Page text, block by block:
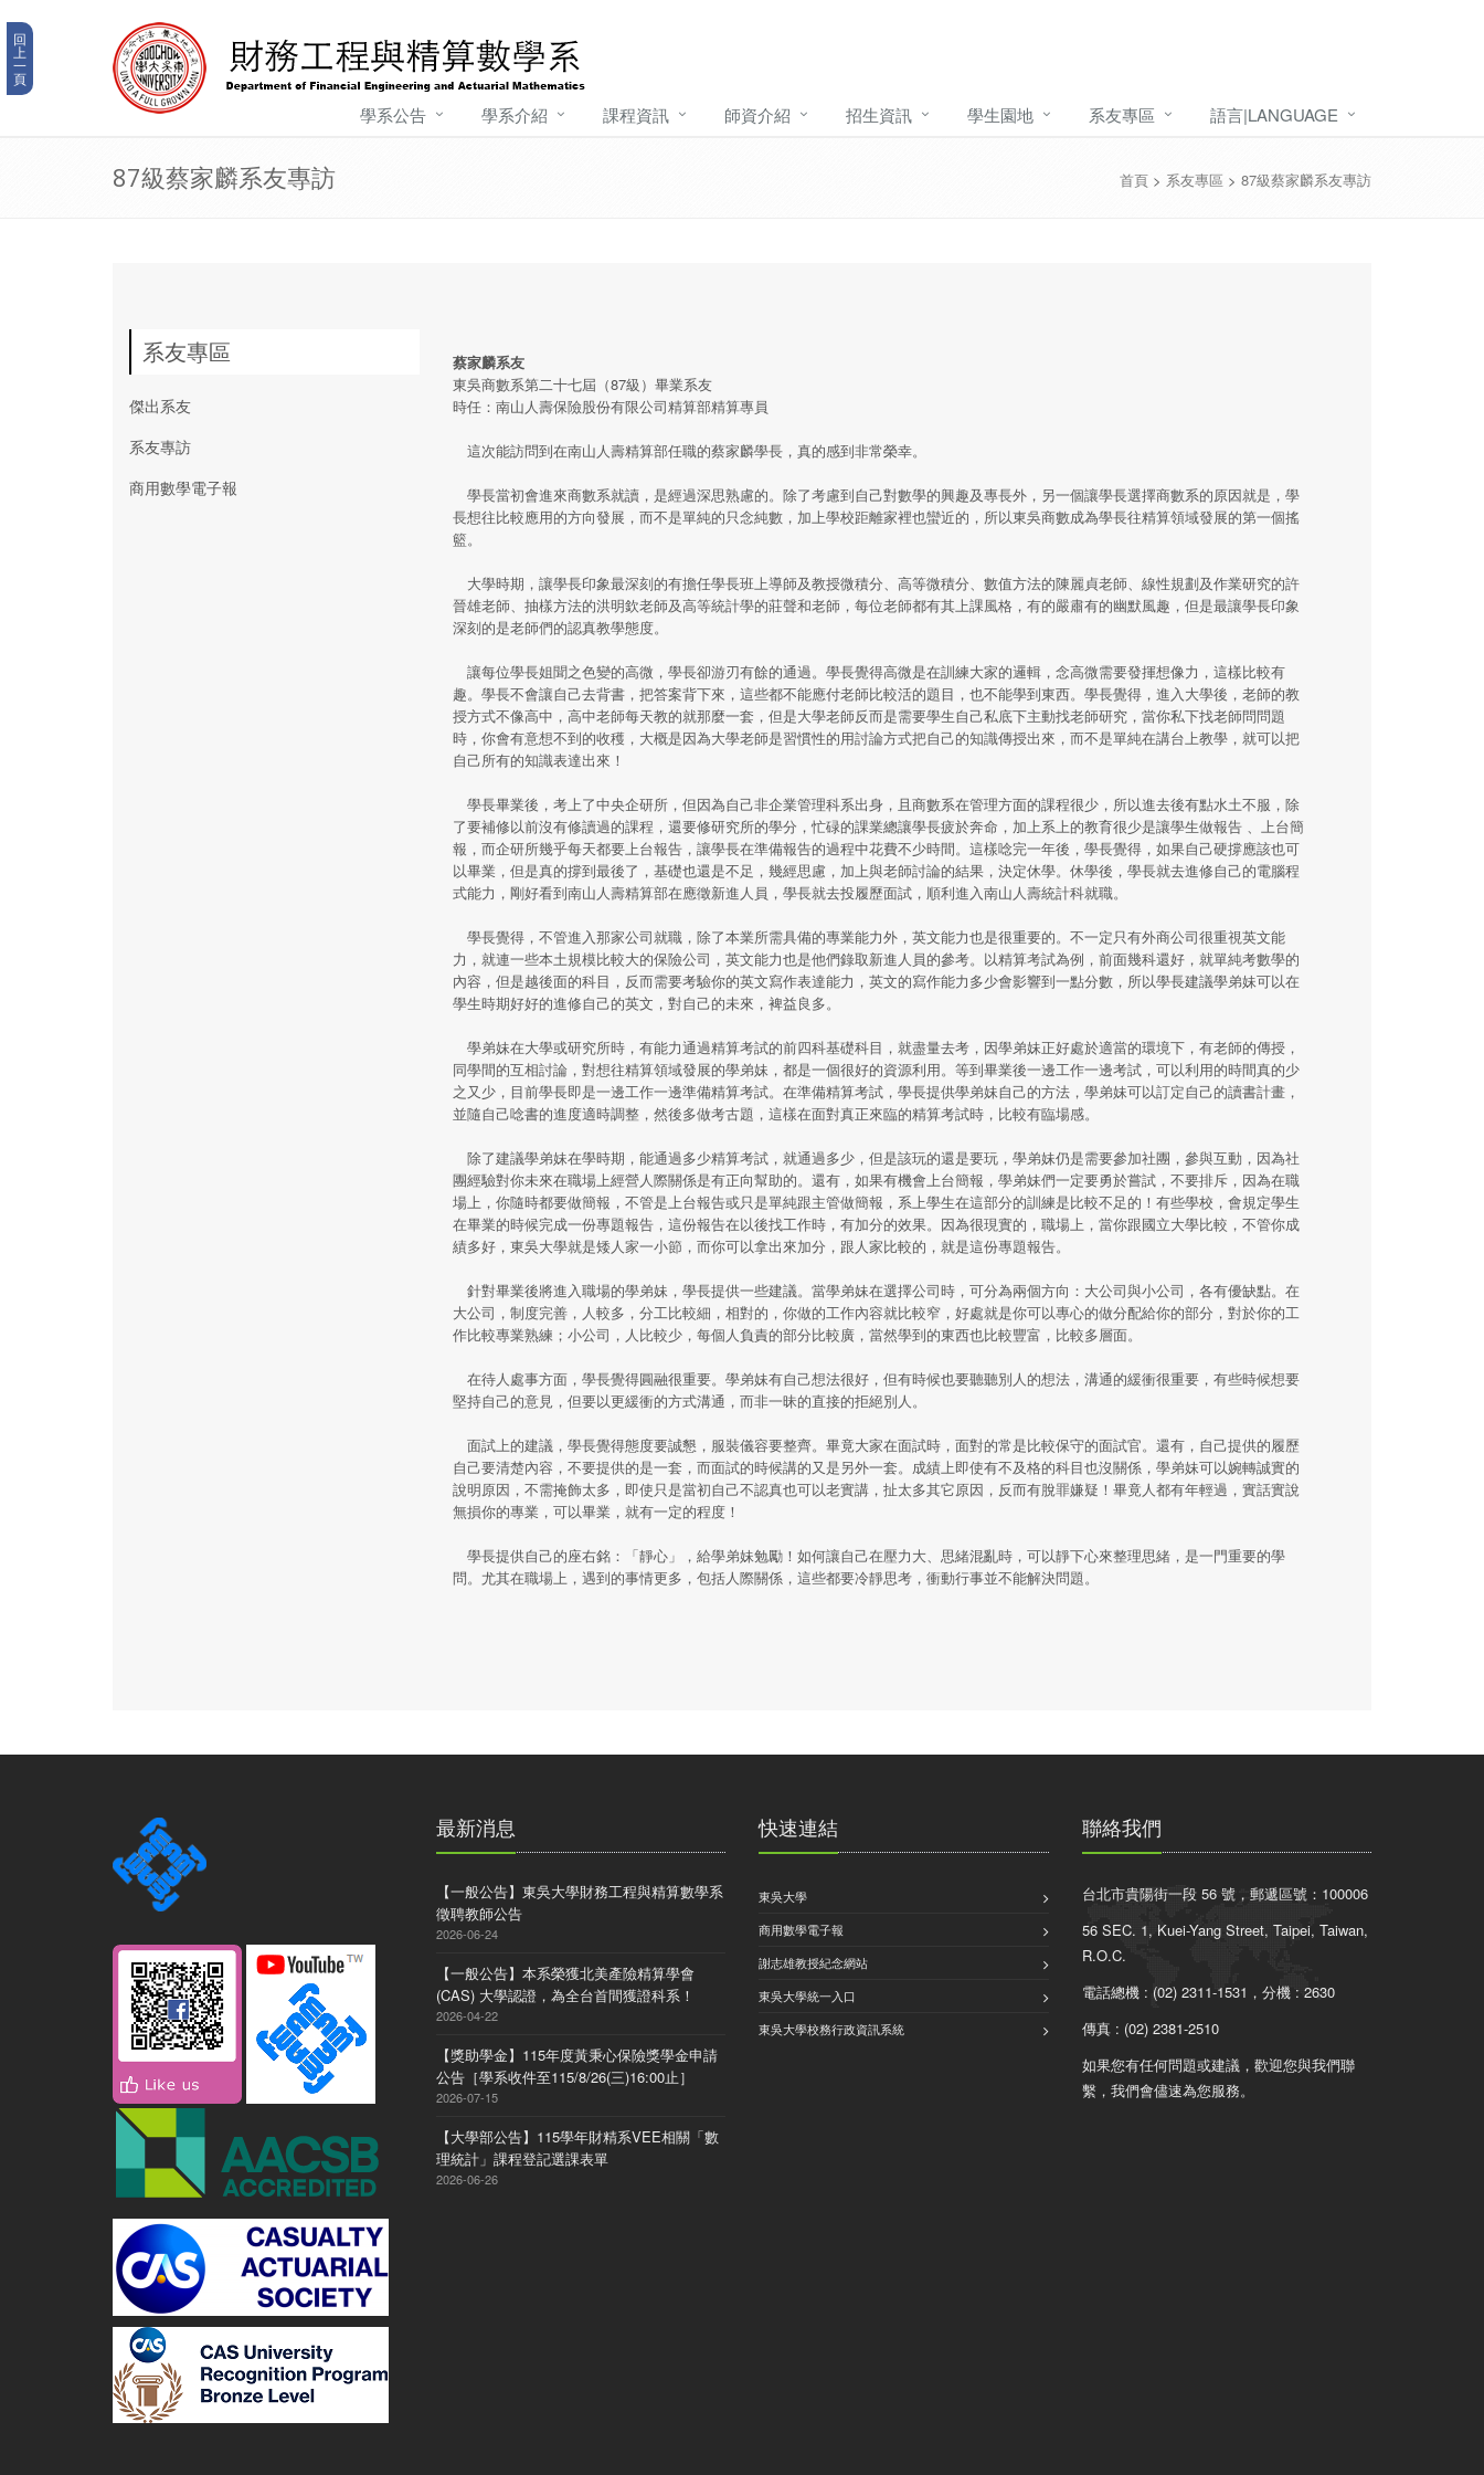
回
上
一
頁
學系公告 學系介紹 課程資訊 師資介紹 招生資訊 學生園地 系友專區 語言|LANGUAGE
87級蔡家麟系友專訪 首頁 > 系友專區 > 87級蔡家麟系友專訪
系友專區
傑出系友
系友專訪
商用數學電子報
蔡家麟系友
東吳商數系第二十七屆（87級）畢業系友
時任：南山人壽保險股份有限公司精算部精算專員
這次能訪問到在南山人壽精算部任職的蔡家麟學長，真的感到非常榮幸。
學長當初會進來商數系就讀，是經過深思熟慮的。除了考慮到自己對數學的興趣及專長外，另一個讓學長選擇商數系的原因就是，學
長想往比較應用的方向發展，而不是單純的只念純數，加上學校距離家裡也蠻近的，所以東吳商數成為學長往精算領域發展的第一個搖
籃。
大學時期，讓學長印象最深刻的有擔任學長班上導師及教授微積分、高等微積分、數值方法的陳麗貞老師、線性規劃及作業研究的許
晉雄老師、抽樣方法的洪明欽老師及高等統計學的莊聲和老師，每位老師都有其上課風格，有的嚴肅有的幽默風趣，但是最讓學長印象
深刻的是老師們的認真教學態度。
讓每位學長姐聞之色變的高微，學長卻游刃有餘的通過。學長覺得高微是在訓練大家的邏輯，念高微需要發揮想像力，這樣比較有
趣。學長不會讓自己去背書，把答案背下來，這些都不能應付老師比較活的題目，也不能學到東西。學長覺得，進入大學後，老師的教
授方式不像高中，高中老師每天教的就那麼一套，但是大學老師反而是需要學生自己私底下主動找老師研究，當你私下找老師問問題
時，你會有意想不到的收穫，大概是因為大學老師是習慣性的用討論方式把自己的知識傳授出來，而不是單純在講台上教學，就可以把
自己所有的知識表達出來！
學長畢業後，考上了中央企研所，但因為自己非企業管理科系出身，且商數系在管理方面的課程很少，所以進去後有點水土不服，除
了要補修以前沒有修讀過的課程，還要修研究所的學分，忙碌的課業總讓學長疲於奔命，加上系上的教育很少是讓學生做報告 、上台簡
報，而企研所幾乎每天都要上台報告，讓學長在準備報告的過程中花費不少時間。這樣唸完一年後，學長覺得，如果自己硬撐應該也可
以畢業，但是真的撐到最後了，基礎也還是不足，幾經思慮，加上與老師討論的結果，決定休學。休學後，學長就去進修自己的電腦程
式能力，剛好看到南山人壽精算部在應徵新進人員，學長就去投履歷面試，順利進入南山人壽統計科就職。
學長覺得，不管進入那家公司就職，除了本業所需具備的專業能力外，英文能力也是很重要的。不一定只有外商公司很重視英文能
力，就連一些本土規模比較大的保險公司，英文能力也是他們錄取新進人員的參考。以精算考試為例，前面幾科還好，就單純考數學的
內容，但是越後面的科目，反而需要考驗你的英文寫作表達能力，英文的寫作能力多少會影響到一點分數，所以學長建議學弟妹可以在
學生時期好好的進修自己的英文，對自己的未來，裨益良多。
學弟妹在大學或研究所時，有能力通過精算考試的前四科基礎科目，就盡量去考，因學弟妹正好處於適當的環境下，有老師的傳授，
同學間的互相討論，對想往精算領域發展的學弟妹，都是一個很好的資源利用。等到畢業後一邊工作一邊考試，可以利用的時間真的少
之又少，目前學長即是一邊工作一邊準備精算考試。在準備精算考試，學長提供學弟妹自己的方法，學弟妹可以訂定自己的讀書計畫，
並隨自己唸書的進度適時調整，然後多做考古題，這樣在面對真正來臨的精算考試時，比較有臨場感。
除了建議學弟妹在學時期，能通過多少精算考試，就通過多少，但是該玩的還是要玩，學弟妹仍是需要參加社團，參與互動，因為社
團經驗對你未來在職場上經營人際關係是有正向幫助的。還有，如果有機會上台簡報，學弟妹們一定要勇於嘗試，不要排斥，因為在職
場上，你隨時都要做簡報，不管是上台報告或只是單純跟主管做簡報，系上學生在這部分的訓練是比較不足的！有些學校，會規定學生
在畢業的時候完成一份專題報告，這份報告在以後找工作時，有加分的效果。因為很現實的，職場上，當你跟國立大學比較，不管你成
績多好，東吳大學就是矮人家一小節，而你可以拿出來加分，跟人家比較的，就是這份專題報告。
針對畢業後將進入職場的學弟妹，學長提供一些建議。當學弟妹在選擇公司時，可分為兩個方向：大公司與小公司，各有優缺點。在
大公司，制度完善，人較多，分工比較細，相對的，你做的工作內容就比較窄，好處就是你可以專心的做分配給你的部分，對於你的工
作比較專業熟練；小公司，人比較少，每個人負責的部分比較廣，當然學到的東西也比較豐富，比較多層面。
在待人處事方面，學長覺得圓融很重要。學弟妹有自己想法很好，但有時候也要聽聽別人的想法，溝通的緩衝很重要，有些時候想要
堅持自己的意見，但要以更緩衝的方式溝通，而非一昧的直接的拒絕別人。
面試上的建議，學長覺得態度要誠懇，服裝儀容要整齊。畢竟大家在面試時，面對的常是比較保守的面試官。還有，自己提供的履歷
自己要清楚內容，不要提供的是一套，而面試的時候講的又是另外一套。成績上即使有不及格的科目也沒關係，學弟妹可以婉轉誠實的
說明原因，不需掩飾太多，即使只是當初自己不認真也可以老實講，扯太多其它原因，反而有脫罪嫌疑！畢竟人都有年輕過，實話實說
無損你的專業，可以畢業，就有一定的程度！
學長提供自己的座右銘：「靜心」，給學弟妹勉勵！如何讓自己在壓力大、思緒混亂時，可以靜下心來整理思緒，是一門重要的學
問。尤其在職場上，遇到的事情更多，包括人際關係，這些都要冷靜思考，衝動行事並不能解決問題。
最新消息
【一般公告】東吳大學財務工程與精算數學系
徵聘教師公告
2026-06-24
【一般公告】本系榮獲北美產險精算學會
(CAS) 大學認證，為全台首間獲證科系！
2026-04-22
【獎助學金】115年度黃秉心保險獎學金申請
公告［學系收件至115/8/26(三)16:00止］
2026-07-15
【大學部公告】115學年財精系VEE相關「數
理統計」課程登記選課表單
2026-06-26
快速連結
東吳大學
商用數學電子報
謝志雄教授紀念網站
東吳大學統一入口
東吳大學校務行政資訊系統
聯絡我們
台北市貴陽街一段 56 號，郵遞區號：100006
56 SEC. 1, Kuei-Yang Street, Taipei, Taiwan,
R.O.C.
電話總機 : (02) 2311-1531，分機 : 2630
傳真 : (02) 2381-2510
如果您有任何問題或建議，歡迎您與我們聯
繫，我們會儘速為您服務。